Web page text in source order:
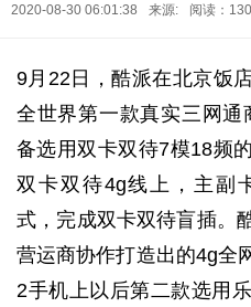
2020-08-30 06:01:38 来源: 阅读：
9月22日，酷派在北京饭
全世界第一款真实三网
备选用双卡双待7模18频
双卡双待4g线上，主副
式，完成双卡双待盲插。
营运商协作打造出的4g全
2手机上以后第二款选用